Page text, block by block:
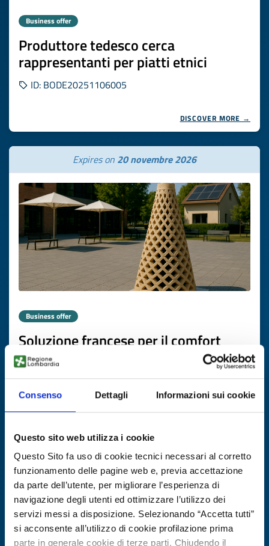
Consenso Dettagli Informazioni sui cookie
Questo sito web utilizza i cookie
Questo Sito fa uso di cookie tecnici necessari al corretto
funzionamento delle pagine web e, previa accettazione
da parte dell’utente, per migliorare l’esperienza di
navigazione degli utenti ed ottimizzare l’utilizzo dei
servizi messi a disposizione. Selezionando “Accetta tutti”
si acconsente all’utilizzo di cookie profilazione prima
parte in generale cookie di terze parti. Chiudendo il
Business offer
Produttore tedesco cerca
rappresentanti per piatti etnici
ID: BODE20251106005
DISCOVER MORE →
Expires on 20 novembre 2026
Business offer
Soluzione francese per il comfort
termico sostenibile
ID: BOFR20251104012
DISCOVER MORE →
Expires on20 novembre 2026